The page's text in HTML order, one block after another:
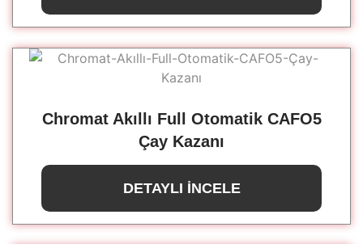
Chromat Akıllı Full Otomatik CAFO5
Çay Kazanı
DETAYLI İNCELE